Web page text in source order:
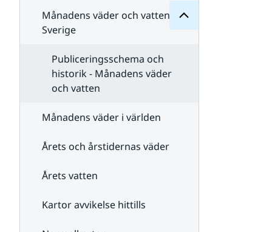
Klimatindikatorer
Månadens väder och vatten i
Sverige
Publiceringsschema och
historik - Månadens väder
och vatten
Månadens väder i världen
Årets och årstidernas väder
Årets vatten
Kartor avvikelse hittills